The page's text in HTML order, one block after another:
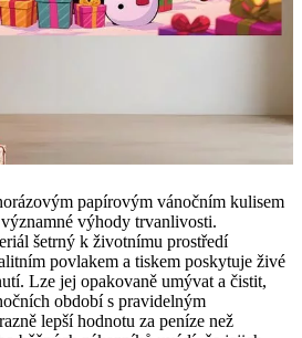
papírovým vánočním kulisem
výhody trvanlivosti.
šetrný k životnímu prostředí
povlakem a tiskem poskytuje živé
Lze jej opakovaně umývat a čistit,
období s pravidelným
lepší hodnotu za peníze než